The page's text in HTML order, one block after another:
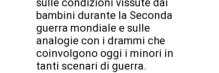
sulle condizioni vissute dai
bambini durante la Seconda
guerra mondiale e sulle
analogie con i drammi che
coinvolgono oggi i minori in
tanti scenari di guerra.